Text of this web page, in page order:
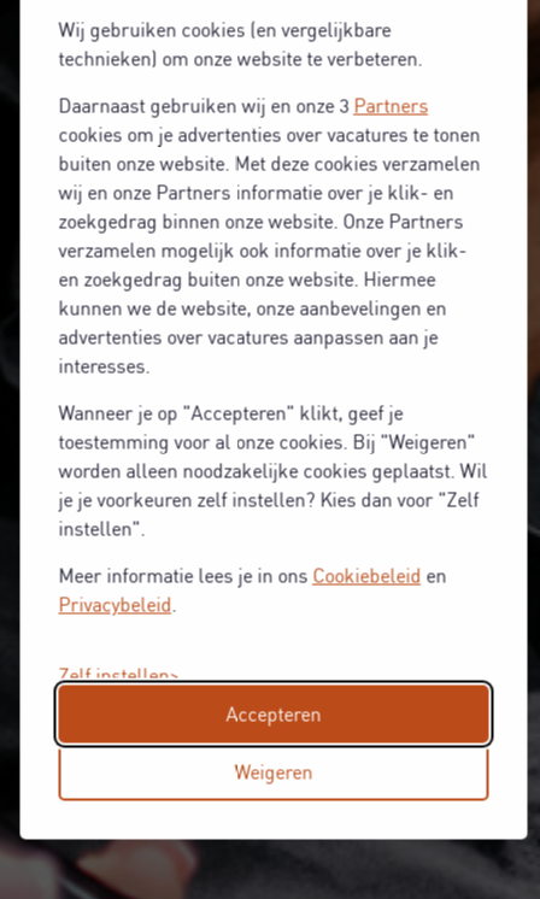
Wij gebruiken cookies (en vergelijkbare
technieken) om onze website te verbeteren.
Daarnaast gebruiken wij en onze 3 Partners
cookies om je advertenties over vacatures te tonen
buiten onze website. Met deze cookies verzamelen
wij en onze Partners informatie over je klik- en
zoekgedrag binnen onze website. Onze Partners
verzamelen mogelijk ook informatie over je klik-
en zoekgedrag buiten onze website. Hiermee
kunnen we de website, onze aanbevelingen en
advertenties over vacatures aanpassen aan je
interesses.
Wanneer je op "Accepteren" klikt, geef je
toestemming voor al onze cookies. Bij "Weigeren"
worden alleen noodzakelijke cookies geplaatst. Wil
je je voorkeuren zelf instellen? Kies dan voor "Zelf
instellen".
Meer informatie lees je in ons Cookiebeleid en
Privacybeleid.
Zelf instellen
Weigeren
Accepteren